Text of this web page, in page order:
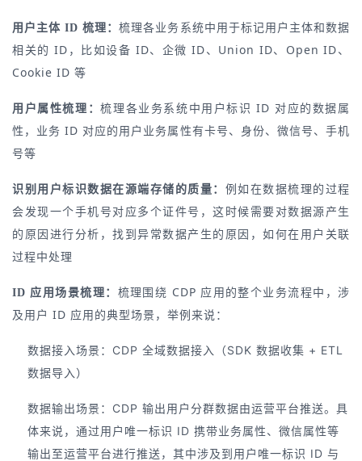
用户主体 ID 梳理：梳理各业务系统中用于标记用户主体和数据
相关的 ID，比如设备 ID、企微 ID、Union ID、Open ID、
Cookie ID 等
用户属性梳理：梳理各业务系统中用户标识 ID 对应的数据属
性，业务 ID 对应的用户业务属性有卡号、身份、微信号、手机
号等
识别用户标识数据在源端存储的质量： 例如在数据梳理的过程
会发现一个手机号对应多个证件号，这时候需要对数据源产生
的原因进行分析，找到异常数据产生的原因，如何在用户关联
过程中处理
ID 应用场景梳理： 梳理围绕 CDP 应用的整个业务流程中，涉
及用户 ID 应用的典型场景，举例来说：
数据接入场景：CDP 全域数据接入（SDK 数据收集 + ETL
数据导入）
数据输出场景：CDP 输出用户分群数据由运营平台推送。具
体来说，通过用户唯一标识 ID 携带业务属性、微信属性等
输出至运营平台进行推送，其中涉及到用户唯一标识 ID 与